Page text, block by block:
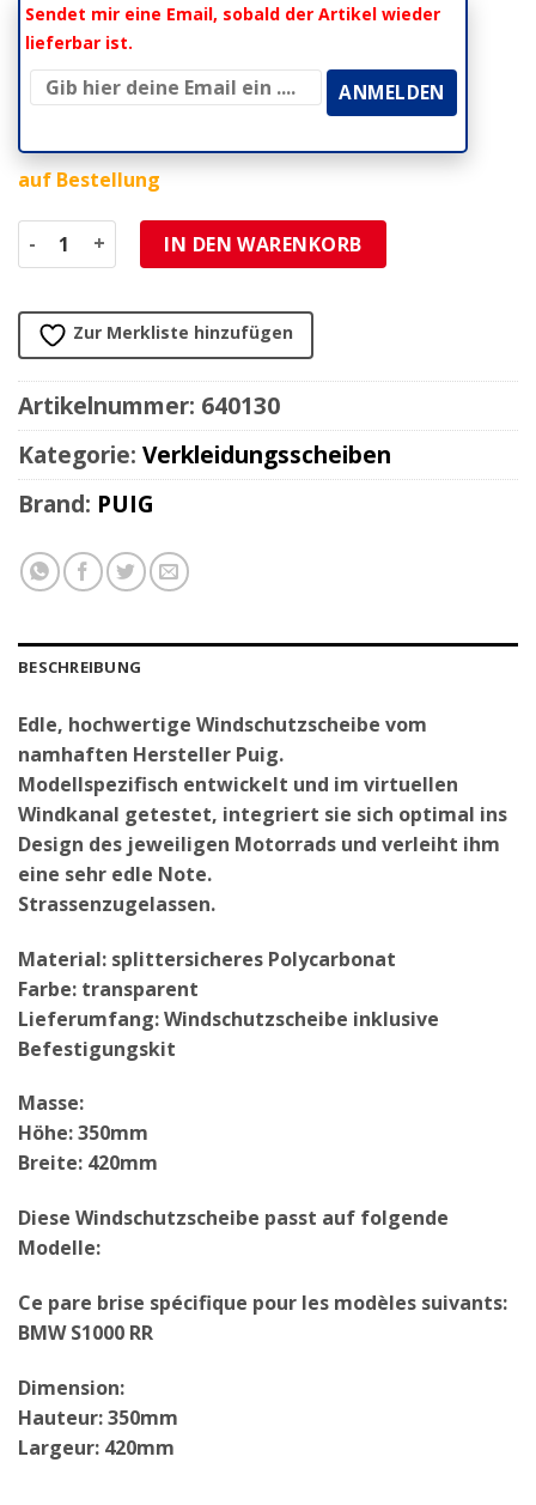
Sendet mir eine Email, sobald der Artikel wieder
lieferbar ist.
auf Bestellung
Windschutzscheibe Puig Racing transparent BMW S1000
IN DEN WARENKORB
Zur Merkliste hinzufügen
Artikelnummer: 640130
Kategorie: Verkleidungsscheiben
Brand: PUIG
BESCHREIBUNG
Edle, hochwertige Windschutzscheibe vom
namhaften Hersteller Puig.
Modellspezifisch entwickelt und im virtuellen
Windkanal getestet, integriert sie sich optimal ins
Design des jeweiligen Motorrads und verleiht ihm
eine sehr edle Note.
Strassenzugelassen.
Material: splittersicheres Polycarbonat
Farbe: transparent
Lieferumfang: Windschutzscheibe inklusive
Befestigungskit
Masse:
Höhe: 350mm
Breite: 420mm
Diese Windschutzscheibe passt auf folgende
Modelle:
Ce pare brise spécifique pour les modèles suivants:
BMW S1000 RR
Dimension:
Hauteur: 350mm
Largeur: 420mm